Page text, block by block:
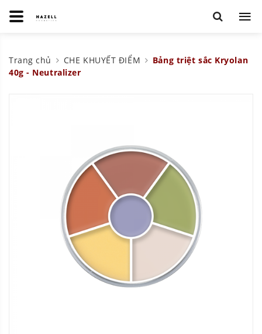
Trang chủ CHE KHUYẾT ĐIỂM
Bảng triệt sắc Kryolan
40g - Neutralizer